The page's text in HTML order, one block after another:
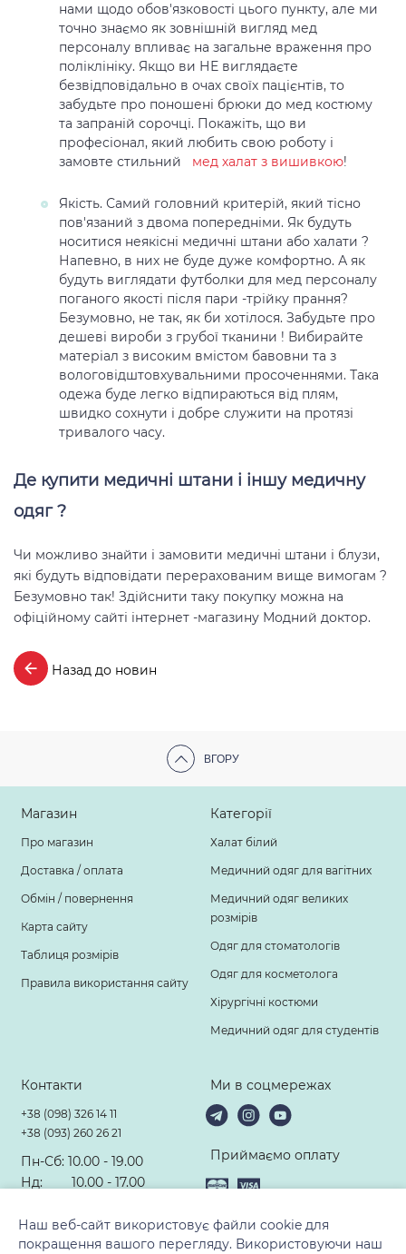
нами щодо обов'язковості цього пункту, але ми
точно знаємо як зовнішній вигляд мед
персоналу впливає на загальне враження про
поліклініку. Якщо ви НЕ виглядаєте
безвідповідально в очах своїх пацієнтів, то
забудьте про поношені брюки до мед костюму
та запраній сорочці. Покажіть, що ви
професіонал, який любить свою роботу і
замовте стильний мед халат з вишивкою!
Якість. Самий головний критерій, який тісно
пов'язаний з двома попередніми. Як будуть
носитися неякісні медичні штани або халати ?
Напевно, в них не буде дуже комфортно. А як
будуть виглядати футболки для мед персоналу
поганого якості після пари -трійку прання?
Безумовно, не так, як би хотілося. Забудьте про
дешеві вироби з грубої тканини ! Вибирайте
матеріал з високим вмістом бавовни та з
вологовідштовхувальними просоченнями. Така
одежа буде легко відпираються від плям,
швидко сохнути і добре служити на протязі
тривалого часу.
Де купити медичні штани і іншу медичну
одяг ?
Чи можливо знайти і замовити медичні штани і блузи,
які будуть відповідати перерахованим вище вимогам ?
Безумовно так! Здійснити таку покупку можна на
офіційному сайті інтернет -магазину Модний доктор.
Назад до новин
ВГОРУ
Магазин
Про магазин
Доставка / оплата
Обмін / повернення
Карта сайту
Таблиця розмірів
Правила використання сайту
Категорії
Халат білий
Медичний одяг для вагітних
Медичний одяг великих
розмірів
Одяг для стоматологів
Одяг для косметолога
Хірургічні костюми
Медичний одяг для студентів
Контакти
+38 (098) 326 14 11
+38 (093) 260 26 21
Пн-Сб: 10.00 - 19.00
Нд: 10.00 - 17.00
Ми в соцмережах
Приймаємо оплату
Наш веб-сайт використовує файли cookie для
покращення вашого перегляду. Використовуючи наш